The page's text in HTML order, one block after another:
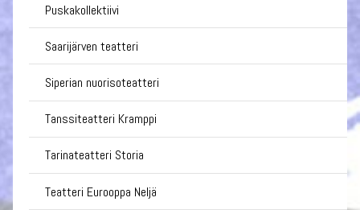
Puskakollektiivi
Saarijärven teatteri
Siperian nuorisoteatteri
Tanssiteatteri Kramppi
Tarinateatteri Storia
Teatteri Eurooppa Neljä